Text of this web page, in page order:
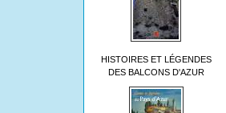
HISTOIRES ET LÉGENDES
DES BALCONS D'AZUR